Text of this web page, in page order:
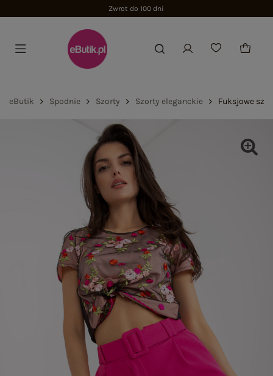
Zwrot do 100 dni
eButik Spodnie Szorty Szorty eleganckie Fuksjowe